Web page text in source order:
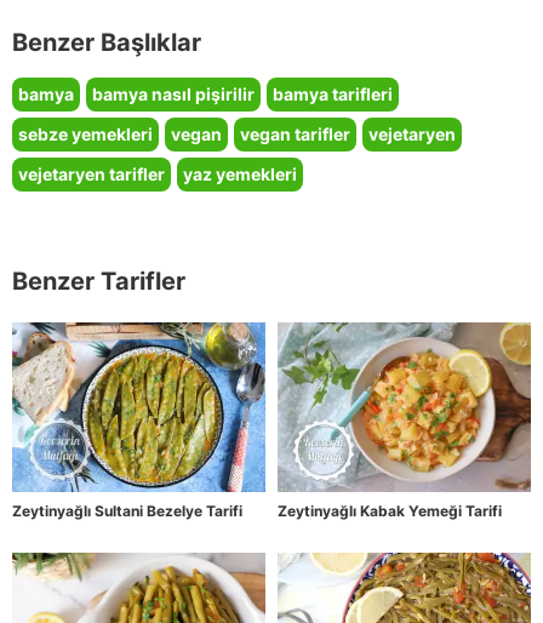
Benzer Başlıklar
bamya bamya nasıl pişirilir
bamya tarifleri
sebze yemekleri
vegan vegan tarifler
vejetaryen
vejetaryen tarifler
yaz yemekleri
Benzer Tarifler
Zeytinyağlı Sultani Bezelye Tarifi Zeytinyağlı Kabak Yemeği Tarifi